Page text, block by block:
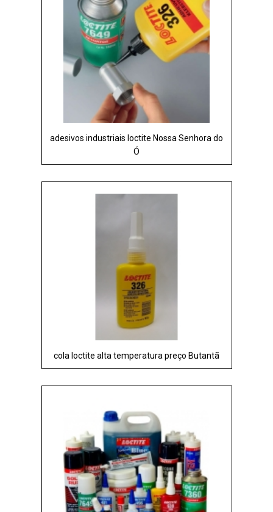
adesivos industriais loctite Nossa Senhora do
Ó
cola loctite alta temperatura preço Butantã